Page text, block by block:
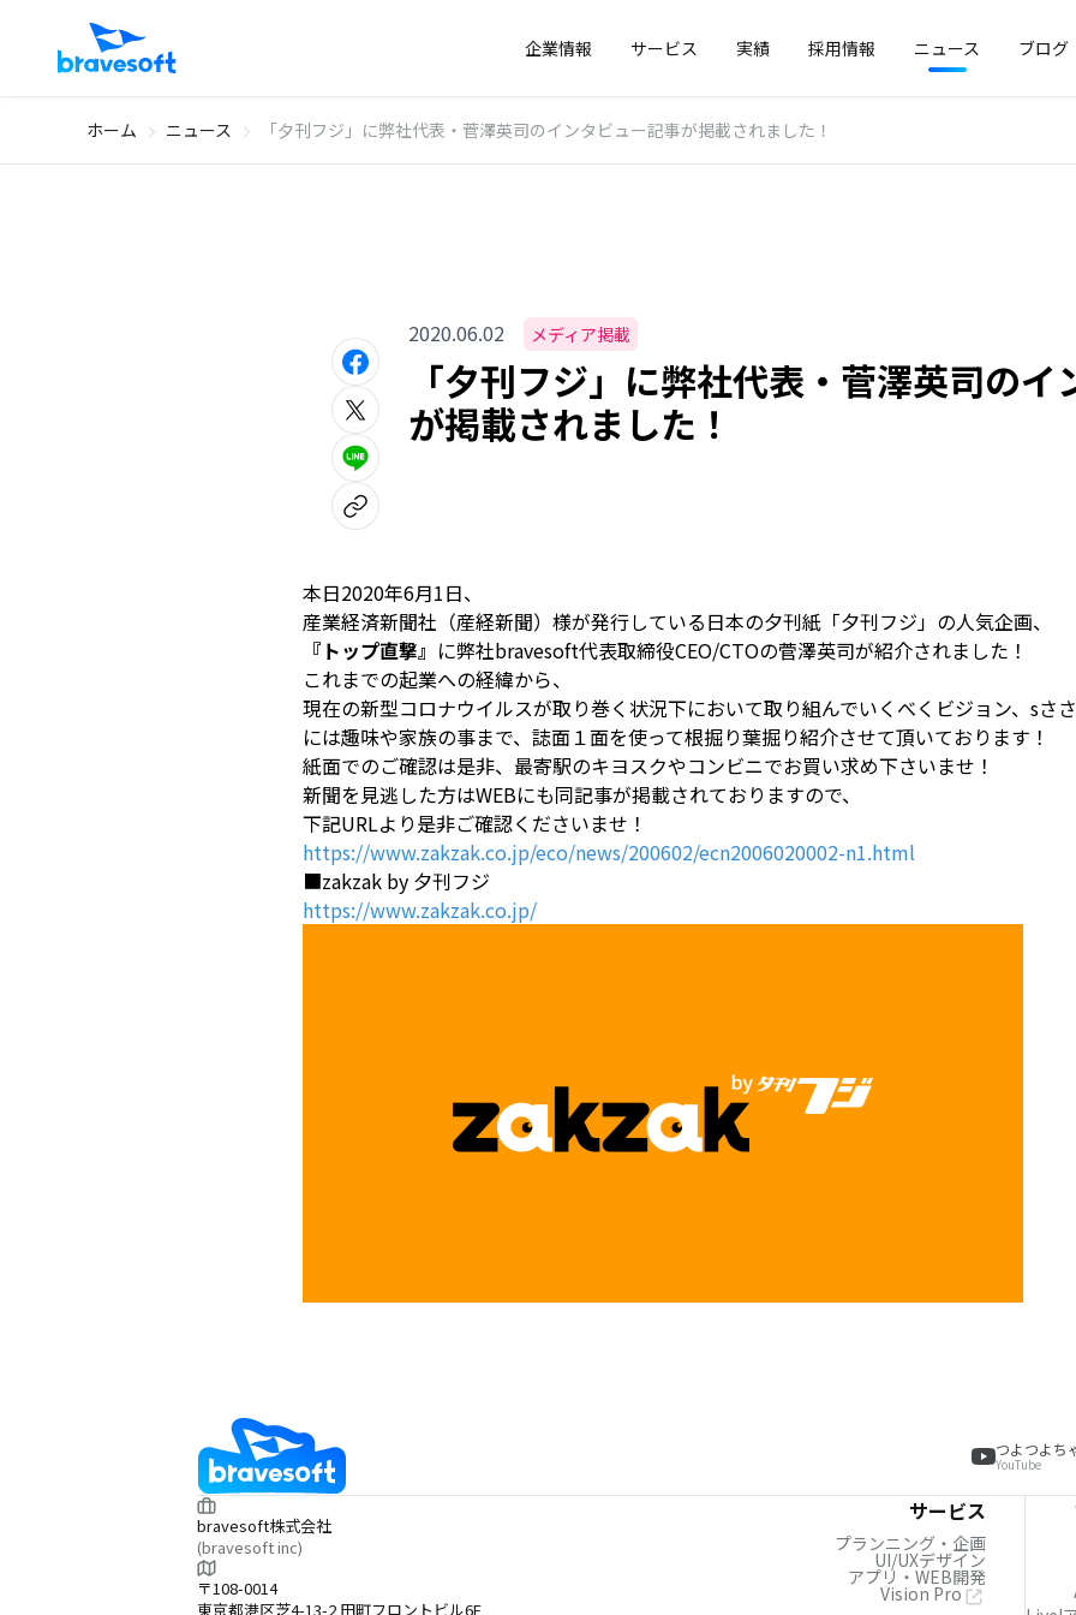
企業情報 サービス 実績 採用情報 ニュース ブログ
ホーム ニュース 「夕刊フジ」に弊社代表・菅澤英司のインタビュー記事が掲載されました！
2020.06.02 メディア掲載
「夕刊フジ」に弊社代表・菅澤英司の
が掲載されました！
本日2020年6月1日、
産業経済新聞社（産経新聞）様が発行している日本の夕刊紙「夕刊フジ」の人気企画、
『トップ直撃』 に弊社bravesoft代表取締役CEO/CTOの菅澤英司が紹介されました！
これまでの起業への経緯から、
現在の新型コロナウイルスが取り巻く状況下において取り組んでいくべくビジョン、sさ
には趣味や家族の事まで、誌面１面を使って根掘り葉掘り紹介させて頂いております！
紙面でのご確認は是非、最寄駅のキヨスクやコンビニでお買い求め下さいませ！
新聞を見逃した方はWEBにも同記事が掲載されておりますので、
下記URLより是非ご確認くださいませ！
https://www.zakzak.co.jp/eco/news/200602/ecn2006020002-n1.html
■zakzak by 夕刊フジ
https://www.zakzak.co.jp/​
つよつよち
YouTube
bravesoft株式会社
(bravesoft inc)
〒108-0014
東京都港区芝4-13-2 田町フロントビル6F
サービス
プランニング・企画
UI/UXデザイン
アプリ・WEB開発
Vision Pro